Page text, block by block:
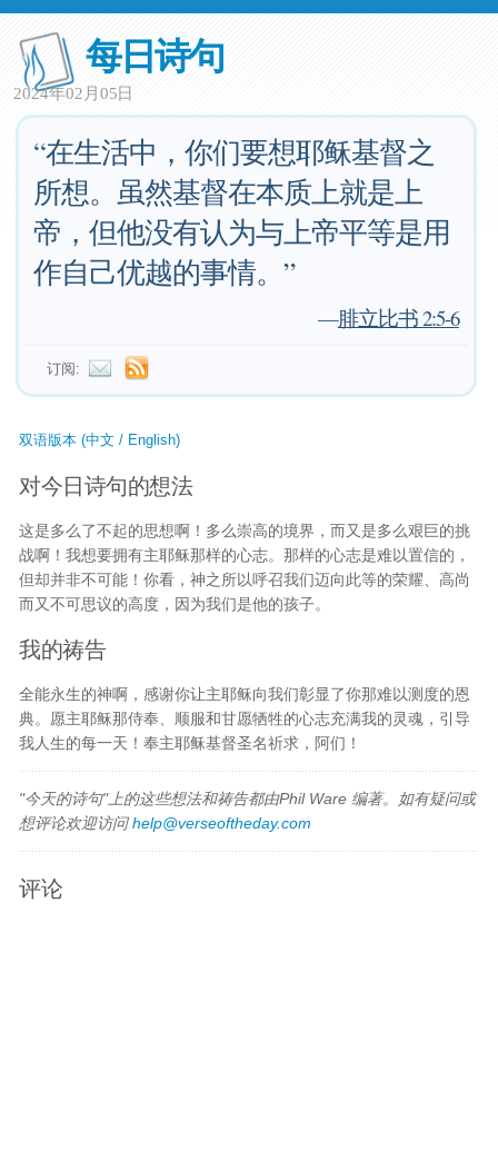
每日诗句
2024年02月05日
“在生活中，你们要想耶稣基督之
所想。虽然基督在本质上就是上
帝，但他没有认为与上帝平等是用
作自己优越的事情。”
—腓立比书 2:5-6
订阅:
双语版本 (中文 / English)
对今日诗句的想法
这是多么了不起的思想啊！多么崇高的境界，而又是多么艰巨的挑
战啊！我想要拥有主耶稣那样的心志。那样的心志是难以置信的，
但却并非不可能！你看，神之所以呼召我们迈向此等的荣耀、高尚
而又不可思议的高度，因为我们是他的孩子。
我的祷告
全能永生的神啊，感谢你让主耶稣向我们彰显了你那难以测度的恩
典。愿主耶稣那侍奉、顺服和甘愿牺牲的心志充满我的灵魂，引导
我人生的每一天！奉主耶稣基督圣名祈求，阿们！
"今天的诗句"上的这些想法和祷告都由Phil Ware 编著。如有疑问或
想评论欢迎访问help@verseoftheday.com
评论